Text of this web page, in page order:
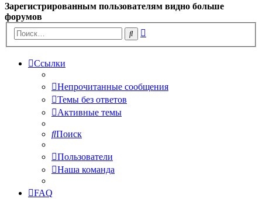
Зарегистрированным пользователям видно больше
форумов
Поиск
Ссылки
Непрочитанные сообщения
Темы без ответов
Активные темы
Поиск
Пользователи
Наша команда
FAQ